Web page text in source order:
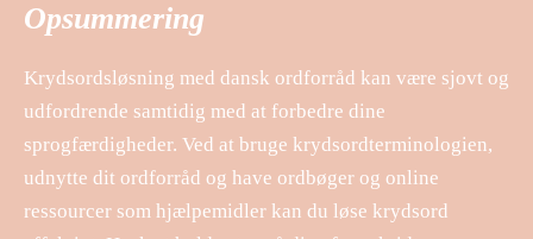
Opsummering
Krydsordsløsning med dansk ordforråd kan være sjovt og
udfordrende samtidig med at forbedre dine
sprogfærdigheder. Ved at bruge krydsordterminologien,
udnytte dit ordforråd og have ordbøger og online
ressourcer som hjælpemidler kan du løse krydsord